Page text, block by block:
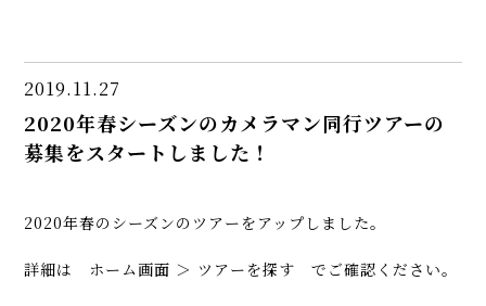
2019.11.27
2020年春シーズンのカメラマン同行ツアーの
募集をスタートしました！
2020年春のシーズンのツアーをアップしました。
詳細は ホーム画面 ＞ ツアーを探す でご確認ください。